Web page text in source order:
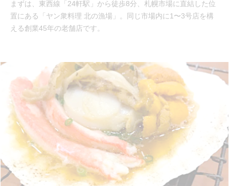
まずは、東西線「24軒駅」から徒歩8分、札幌市場に直結した位
置にある「ヤン衆料理 北の漁場」。同じ市場内に1〜3号店を構
える創業45年の老舗店です。